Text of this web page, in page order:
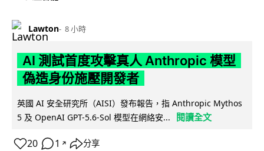
Lawton 8 小時
AI 測試首度攻擊真人 Anthropic 模型
偽造身份施壓開發者
英國 AI 安全研究所（AISI）發布報告，指 Anthropic Mythos
5 及 OpenAI GPT-5.6-Sol 模型在網絡安...
閱讀全文
20 1 ↗ 分享